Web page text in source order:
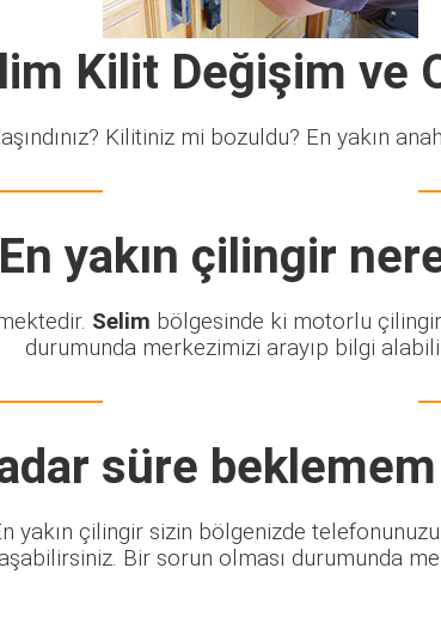
Kilit Değişim ve
Kilitiniz mi bozuldu? En yakın
En yakın çilingir
Selim bölgesinde ki motorlu
durumunda merkezimizi arayıp bilgi
süre
yakın çilingir sizin bölgenizde
Bir sorun olması durumunda